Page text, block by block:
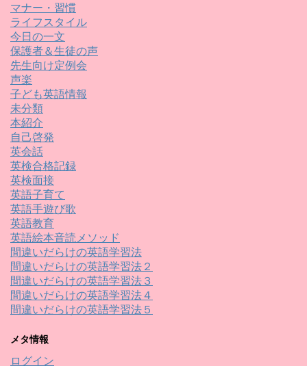
マナー・習慣
ライフスタイル
今日の一文
保護者＆生徒の声
先生向け定例会
声楽
子ども英語情報
未分類
本紹介
自己啓発
英会話
英検合格記録
英検面接
英語子育て
英語手遊び歌
英語教育
英語絵本音読メソッド
間違いだらけの英語学習法
間違いだらけの英語学習法２
間違いだらけの英語学習法３
間違いだらけの英語学習法４
間違いだらけの英語学習法５
メタ情報
ログイン